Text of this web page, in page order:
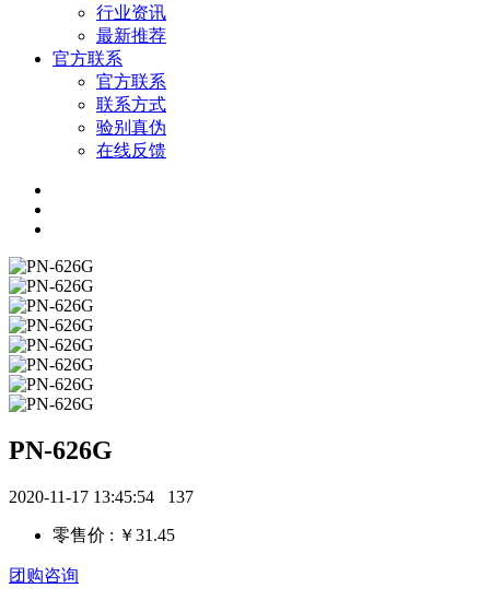
行业资讯
最新推荐
官方联系
官方联系
联系方式
验别真伪
在线反馈
PN-626G
2020-11-17 13:45:54 137
零售价 : ￥31.45
团购咨询